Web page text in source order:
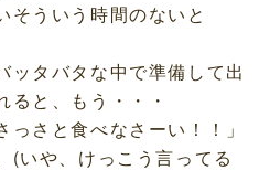
そういう時間のないと
ッタバタな中で準備して出
ると、もう・・・
っさと食べなさーい！！」
(いや、けっこう言ってる